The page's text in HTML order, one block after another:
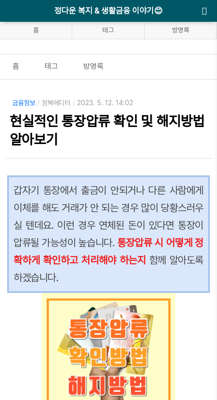
정다운 복지 & 생활금융 이야기😊
홈 태그 방명록
홈 태그 방명록
금융정보 / 정복에디터 / 2023. 5. 12. 14:02
현실적인 통장압류 확인 및 해지방법
알아보기
갑자기 통장에서 출금이 안되거나 다른 사람에게
이체를 해도 거래가 안 되는 경우 많이 당황스러우
실 텐데요. 이런 경우 연체된 돈이 있다면 통장이
압류될 가능성이 높습니다. 통장압류 시 어떻게 정
확하게 확인하고 처리해야 하는지 함께 알아도록
하겠습니다.